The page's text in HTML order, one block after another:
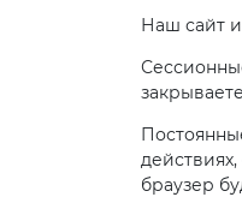
Наш сайт
браузер